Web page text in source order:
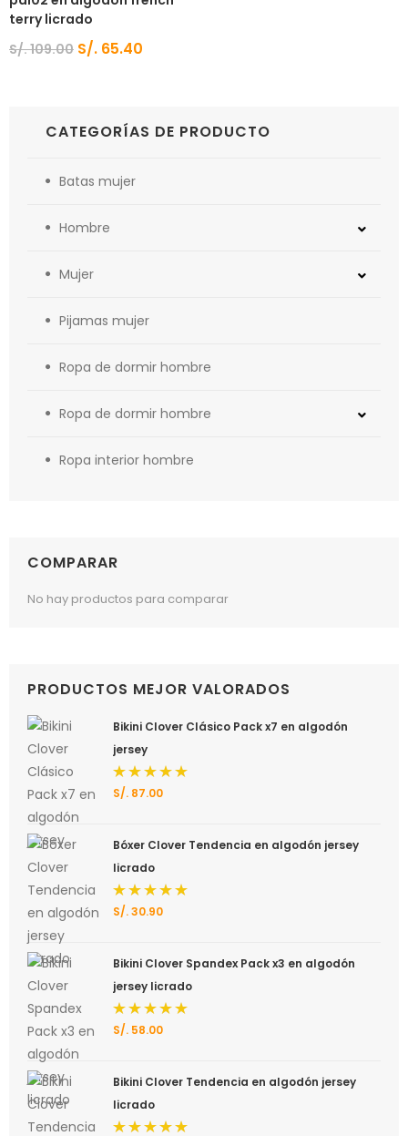
terry licrado
S/.109.00 S/. 65.40
CATEGORÍAS DE PRODUCTO
Batas mujer
Hombre
Mujer
Pijamas mujer
Ropa de dormir hombre
Ropa de dormir hombre
Ropa interior hombre
COMPARAR
No hay productos para comparar
PRODUCTOS MEJOR VALORADOS
Bikini Clover Clásico Pack x7 en algodón
jersey
Valorado
S/. 87.00
Bóxer Clover Tendencia en algodón jersey
licrado
Valorado
S/.30.90
Bikini Clover Spandex Pack x3 en algodón
jersey licrado
Valorado
S/. 58.00
Bikini Clover Tendencia en algodón jersey
licrado